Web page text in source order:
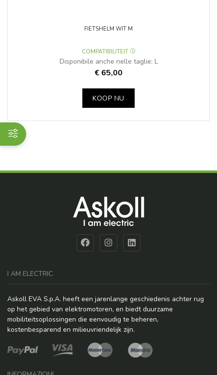
FIETSHELM WIT M
COMPATIBILITEIT
Disponibile anche nelle taglie: L
€ 65,00
KOOP NU
I AM ELECTRIC
Askoll EVA S.p.A. heeft een jarenlange geschiedenis achter rug
op het gebied van elektromotoren, en biedt duurzame
mobiliteitsoplossingen die eenvoudig te beheren,
kostenbesparend en milieuvriendelijk zijn.